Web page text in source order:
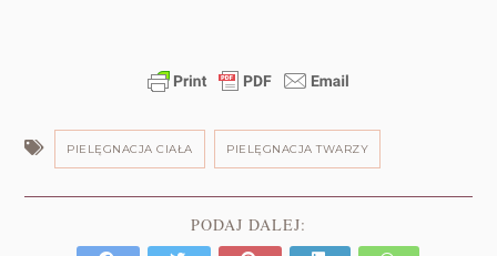
PIELĘGNACJA CIAŁA PIELĘGNACJA TWARZY
PODAJ DALEJ: